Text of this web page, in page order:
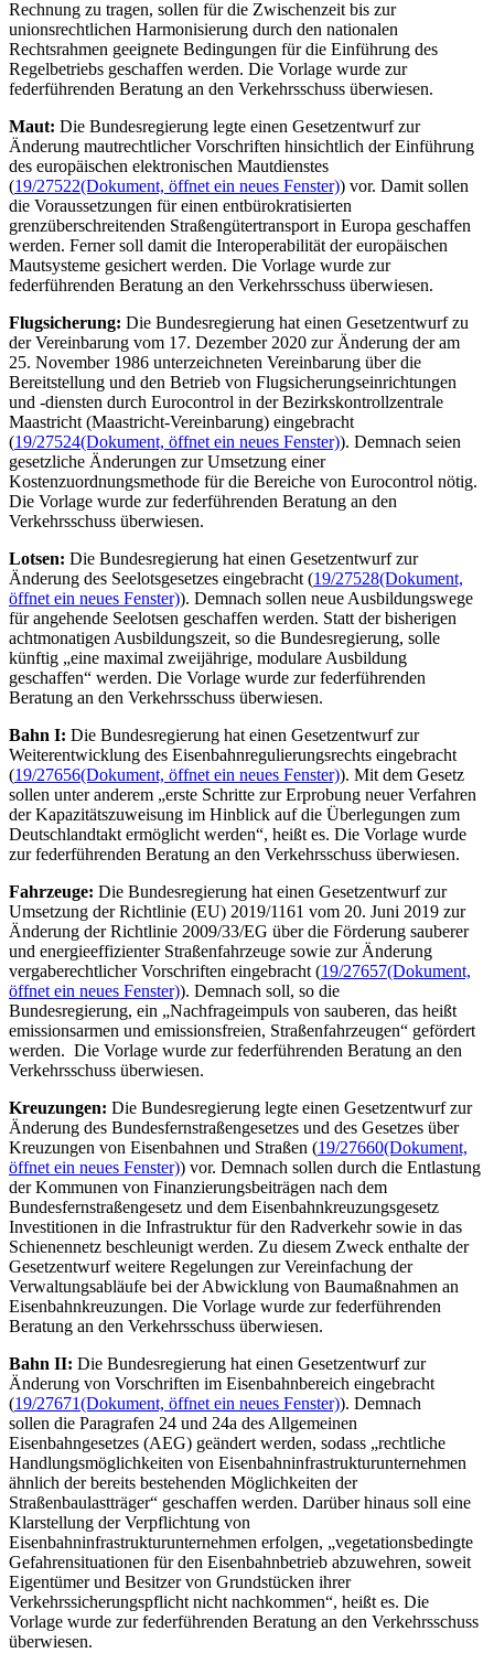
Rechnung zu tragen, sollen für die Zwischenzeit bis zur
unionsrechtlichen Harmonisierung durch den nationalen
Rechtsrahmen geeignete Bedingungen für die Einführung des
Regelbetriebs geschaffen werden. Die Vorlage wurde zur
federführenden Beratung an den Verkehrsschuss überwiesen.
Maut: Die Bundesregierung legte einen Gesetzentwurf zur
Änderung mautrechtlicher Vorschriften hinsichtlich der Einführung
des europäischen elektronischen Mautdienstes
(19/27522(Dokument, öffnet ein neues Fenster)) vor. Damit sollen
die Voraussetzungen für einen entbürokratisierten
grenzüberschreitenden Straßengütertransport in Europa geschaffen
werden. Ferner soll damit die Interoperabilität der europäischen
Mautsysteme gesichert werden. Die Vorlage wurde zur
federführenden Beratung an den Verkehrsschuss überwiesen.
Flugsicherung: Die Bundesregierung hat einen Gesetzentwurf zu
der Vereinbarung vom 17. Dezember 2020 zur Änderung der am
25. November 1986 unterzeichneten Vereinbarung über die
Bereitstellung und den Betrieb von Flugsicherungseinrichtungen
und -diensten durch Eurocontrol in der Bezirkskontrollzentrale
Maastricht (Maastricht-Vereinbarung) eingebracht
(19/27524(Dokument, öffnet ein neues Fenster)). Demnach seien
gesetzliche Änderungen zur Umsetzung einer
Kostenzuordnungsmethode für die Bereiche von Eurocontrol nötig.
Die Vorlage wurde zur federführenden Beratung an den
Verkehrsschuss überwiesen.
Lotsen: Die Bundesregierung hat einen Gesetzentwurf zur
Änderung des Seelotsgesetzes eingebracht (19/27528(Dokument,
öffnet ein neues Fenster)). Demnach sollen neue Ausbildungswege
für angehende Seelotsen geschaffen werden. Statt der bisherigen
achtmonatigen Ausbildungszeit, so die Bundesregierung, solle
künftig „eine maximal zweijährige, modulare Ausbildung
geschaffen“ werden. Die Vorlage wurde zur federführenden
Beratung an den Verkehrsschuss überwiesen.
Bahn I: Die Bundesregierung hat einen Gesetzentwurf zur
Weiterentwicklung des Eisenbahnregulierungsrechts eingebracht
(19/27656(Dokument, öffnet ein neues Fenster)). Mit dem Gesetz
sollen unter anderem „erste Schritte zur Erprobung neuer Verfahren
der Kapazitätszuweisung im Hinblick auf die Überlegungen zum
Deutschlandtakt ermöglicht werden“, heißt es. Die Vorlage wurde
zur federführenden Beratung an den Verkehrsschuss überwiesen.
Fahrzeuge: Die Bundesregierung hat einen Gesetzentwurf zur
Umsetzung der Richtlinie (EU) 2019/1161 vom 20. Juni 2019 zur
Änderung der Richtlinie 2009/33/EG über die Förderung sauberer
und energieeffizienter Straßenfahrzeuge sowie zur Änderung
vergaberechtlicher Vorschriften eingebracht (19/27657(Dokument,
öffnet ein neues Fenster)). Demnach soll, so die
Bundesregierung, ein „Nachfrageimpuls von sauberen, das heißt
emissionsarmen und emissionsfreien, Straßenfahrzeugen“ gefördert
werden. Die Vorlage wurde zur federführenden Beratung an den
Verkehrsschuss überwiesen.
Kreuzungen: Die Bundesregierung legte einen Gesetzentwurf zur
Änderung des Bundesfernstraßengesetzes und des Gesetzes über
Kreuzungen von Eisenbahnen und Straßen (19/27660(Dokument,
öffnet ein neues Fenster)) vor. Demnach sollen durch die Entlastung
der Kommunen von Finanzierungsbeiträgen nach dem
Bundesfernstraßengesetz und dem Eisenbahnkreuzungsgesetz
Investitionen in die Infrastruktur für den Radverkehr sowie in das
Schienennetz beschleunigt werden. Zu diesem Zweck enthalte der
Gesetzentwurf weitere Regelungen zur Vereinfachung der
Verwaltungsabläufe bei der Abwicklung von Baumaßnahmen an
Eisenbahnkreuzungen. Die Vorlage wurde zur federführenden
Beratung an den Verkehrsschuss überwiesen.
Bahn II: Die Bundesregierung hat einen Gesetzentwurf zur
Änderung von Vorschriften im Eisenbahnbereich eingebracht
(19/27671(Dokument, öffnet ein neues Fenster)). Demnach
sollen die Paragrafen 24 und 24a des Allgemeinen
Eisenbahngesetzes (AEG) geändert werden, sodass „rechtliche
Handlungsmöglichkeiten von Eisenbahninfrastrukturunternehmen
ähnlich der bereits bestehenden Möglichkeiten der
Straßenbaulastträger“ geschaffen werden. Darüber hinaus soll eine
Klarstellung der Verpflichtung von
Eisenbahninfrastrukturunternehmen erfolgen, „vegetationsbedingte
Gefahrensituationen für den Eisenbahnbetrieb abzuwehren, soweit
Eigentümer und Besitzer von Grundstücken ihrer
Verkehrssicherungspflicht nicht nachkommen“, heißt es. Die
Vorlage wurde zur federführenden Beratung an den Verkehrsschuss
überwiesen.